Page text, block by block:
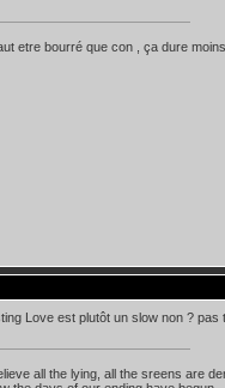
etre bourré que con , ça dure
Love est plutôt un slow non ?
all the lying, all the sreens are